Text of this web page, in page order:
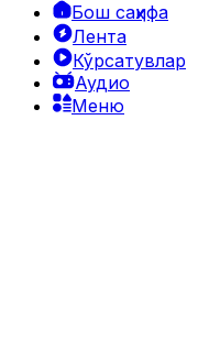
Бош саҳифа
Лента
Кўрсатувлар
Аудио
Меню